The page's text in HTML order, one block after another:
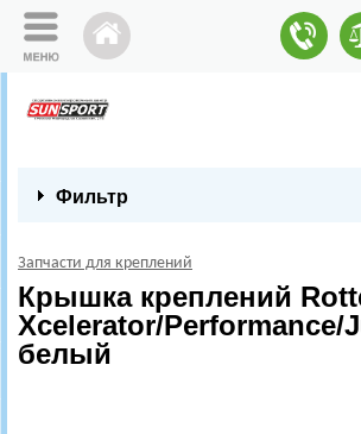
Фильтр
Запчасти для креплений
Крышка креплений
Xcelerator/Performance/
белый